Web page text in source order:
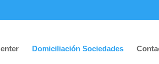
Domiciliación Sociedades